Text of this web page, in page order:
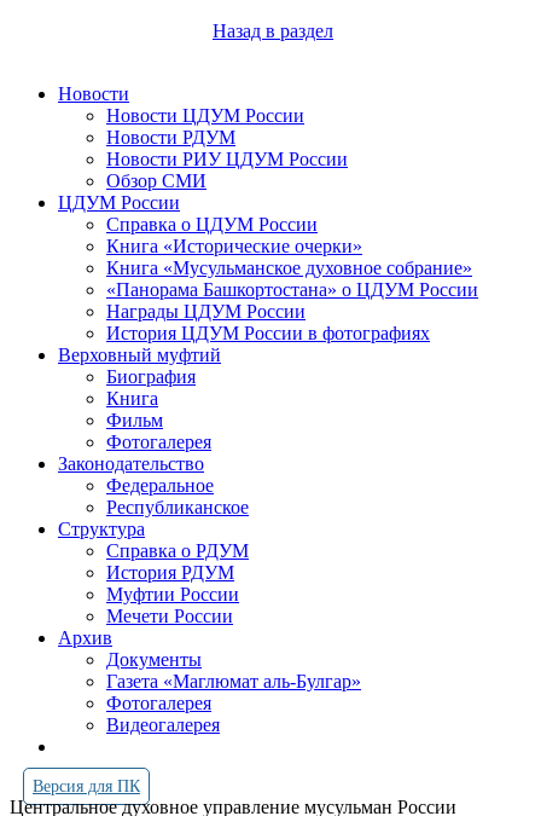
Назад в раздел
Новости
Новости ЦДУМ России
Новости РДУМ
Новости РИУ ЦДУМ России
Обзор СМИ
ЦДУМ России
Справка о ЦДУМ России
Книга «Исторические очерки»
Книга «Мусульманское духовное собрание»
«Панорама Башкортостана» о ЦДУМ России
Награды ЦДУМ России
История ЦДУМ России в фотографиях
Верховный муфтий
Биография
Книга
Фильм
Фотогалерея
Законодательство
Федеральное
Республиканское
Структура
Справка о РДУМ
История РДУМ
Муфтии России
Мечети России
Архив
Документы
Газета «Маглюмат аль-Булгар»
Фотогалерея
Видеогалерея
Версия для ПК
Центральное духовное управление мусульман России